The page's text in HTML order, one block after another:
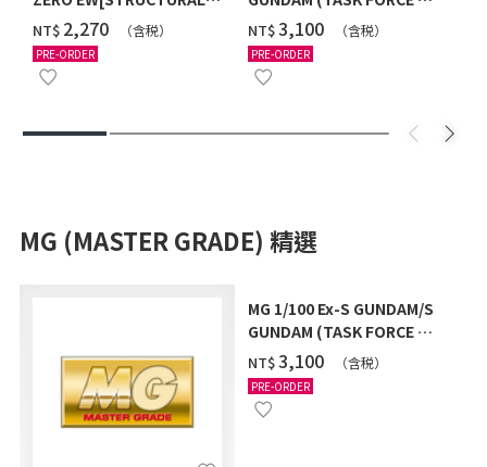
COATING/BLACK] [2026年
12月發送]
NT$ ‌2,270 （含税）
PRE-ORDER
Ver.) [2026年10月發送]
NT$‌3,100 （含税）
PRE-ORDER
MG (MASTER GRADE) 精選
MG 1/100 Ex-S GUNDAM/S
GUNDAM (TASK FORCE α
Ver.) [2026年10月發送]
NT$‌3,100 （含税）
PRE-ORDER